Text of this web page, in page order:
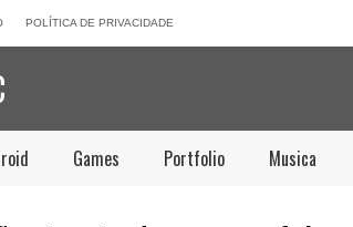
POLÍTICA DE PRIVACIDADE
Games Portfolio Musica